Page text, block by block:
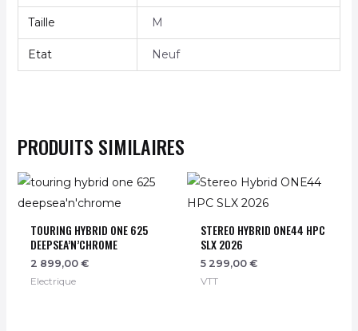
Taille M
Etat Neuf
PRODUITS SIMILAIRES
TOURING HYBRID ONE 625
DEEPSEA’N’CHROME
2 899,00€
Electrique
STEREO HYBRID ONE44 HPC
SLX 2026
5 299,00 €
VTT